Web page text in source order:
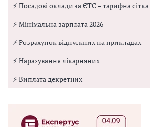
⚡ Посадові оклади за ЄТС – тарифна сітка
⚡ Мінімальна зарплата 2026
⚡ Розрахунок відпускних на прикладах
⚡ Нарахування лікарняних
⚡ Виплата декретних